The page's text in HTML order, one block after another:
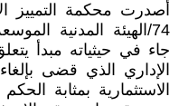
أصدرت محكمة التمييز
جاء في حيثياته مبدأ
الإداري الذي قضى
الاستثمارية بمثابة